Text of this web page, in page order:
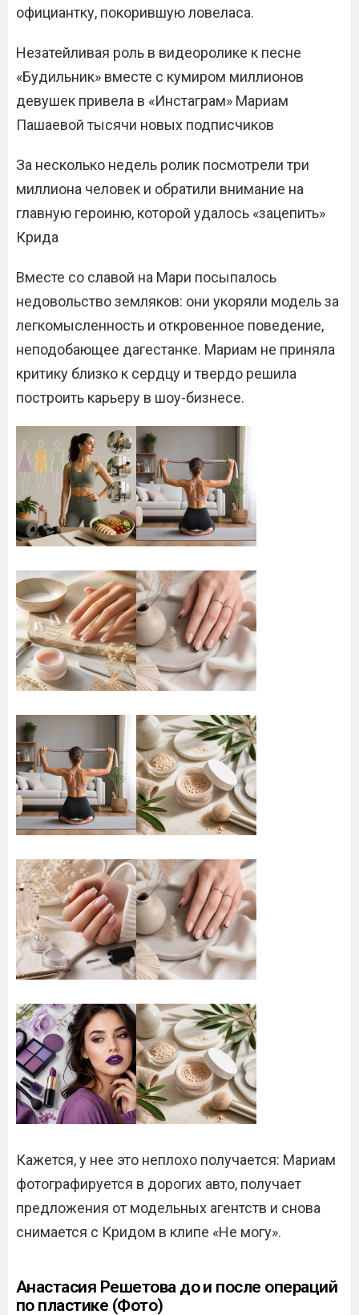
официантку, покорившую ловеласа.
Незатейливая роль в видеоролике к песне
«Будильник» вместе с кумиром миллионов
девушек привела в «Инстаграм» Мариам
Пашаевой тысячи новых подписчиков
За несколько недель ролик посмотрели три
миллиона человек и обратили внимание на
главную героиню, которой удалось «зацепить»
Крида
Вместе со славой на Мари посыпалось
недовольство земляков: они укоряли модель за
легкомысленность и откровенное поведение,
неподобающее дагестанке. Мариам не приняла
критику близко к сердцу и твердо решила
построить карьеру в шоу-бизнесе.
Кажется, у нее это неплохо получается: Мариам
фотографируется в дорогих авто, получает
предложения от модельных агентств и снова
снимается с Кридом в клипе «Не могу».
Анастасия Решетова до и после операций
по пластике (Фото)